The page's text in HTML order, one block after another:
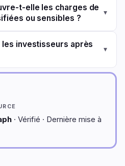
t-elle les charges de
ou sensibles ?
▾
investisseurs après
▾
· Vérifié · Dernière mise à